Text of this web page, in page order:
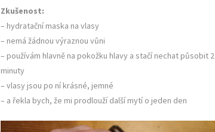
Zkušenost:
– hydratační maska na vlasy
– nemá žádnou výraznou vůni
– používám hlavně na pokožku hlavy a stačí nechat působit 2
minuty
– vlasy jsou po ní krásné, jemné
– a řekla bych, že mi prodlouží další mytí o jeden den